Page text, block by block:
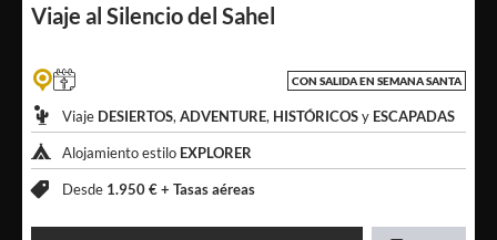
Viaje al Silenciodel Sahel
CON SALIDA EN SEMANA SANTA
Viaje DESIERTOS, ADVENTURE, HISTÓRICOSy ESCAPADAS
Alojamiento estilo EXPLORER
Desde 1.950 € + Tasas aéreas